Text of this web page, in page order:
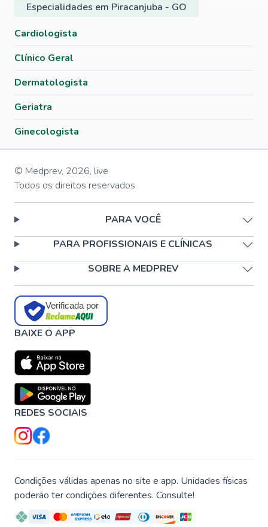
Especialidades em Piracanjuba - GO
Cardiologista
Clínico Geral
Dermatologista
Geriatra
Ginecologista
© Medprev, 2026, live
Todos os direitos reservados
PARA VOCÊ
PARA PROFISSIONAIS E CLÍNICAS
SOBRE A MEDPREV
Verificada por
BAIXE O APP
REDES SOCIAIS
Condições válidas apenas no site e app. Unidades físicas
poderão ter condições diferentes. Consulte!